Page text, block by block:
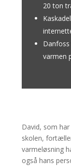
20 ton
varmen
David, som
skolen,
varmeløsning
også hans